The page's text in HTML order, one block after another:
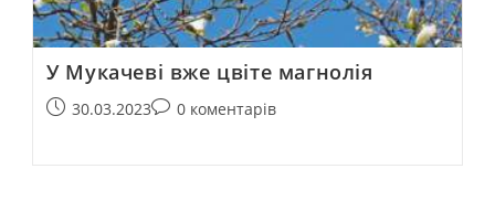
У Мукачеві вже цвіте магнолія
30.03.2023 0 коментарів